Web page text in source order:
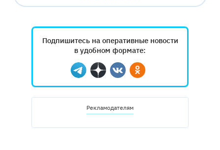
Подпишитесь на оперативные новости
в удобном формате:
Telegram
ДзенВконтактеОдноклассники
Рекламодателям